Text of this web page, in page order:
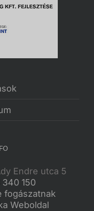
Endre utca 5
150
fogászatnak
Weboldal